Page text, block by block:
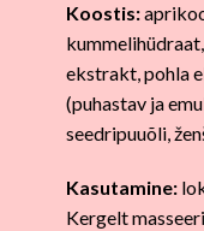
Koostis:
ekstrakt, pohla
(puhastav ja
seedripuuõli,
Kasutamine:
Kergelt